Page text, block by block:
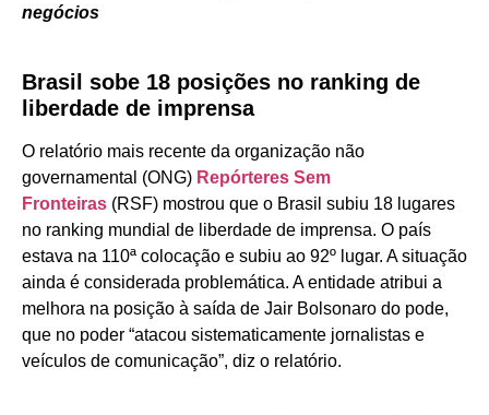
negócios
Brasil sobe 18 posições no ranking de
liberdade de imprensa
O relatório mais recente da organização não
governamental (ONG) Repórteres Sem
Fronteiras (RSF) mostrou que o Brasil subiu 18 lugares
no ranking mundial de liberdade de imprensa. O país
estava na 110ª colocação e subiu ao 92º lugar. A situação
ainda é considerada problemática. A entidade atribui a
melhora na posição à saída de Jair Bolsonaro do pode,
que no poder “atacou sistematicamente jornalistas e
veículos de comunicação”, diz o relatório.